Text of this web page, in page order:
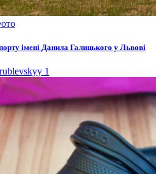
імені Данила Галицького у Львові
1